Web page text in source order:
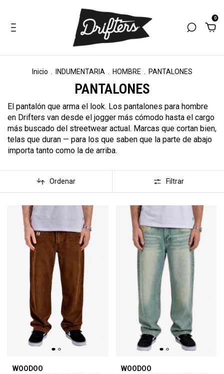
0
Inicio INDUMENTARIA HOMBRE PANTALONES
PANTALONES
El pantalón que arma el look. Los pantalones para hombre
en Drifters van desde el jogger más cómodo hasta el cargo
más buscado del streetwear actual. Marcas que cortan bien,
telas que duran — para los que saben que la parte de abajo
importa tanto como la de arriba.
Ordenar Filtrar
WOODOO
WOODOO